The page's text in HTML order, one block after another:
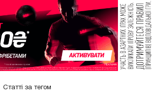
Статті за тегом